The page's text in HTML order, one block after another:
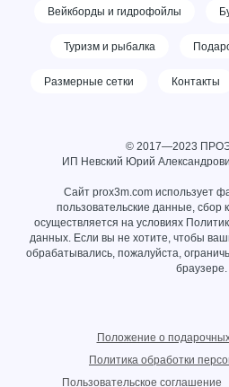
Вейкборды и гидрофойлы
Туризм и рыбалка
Размерные сетки Контакты
© 2017—2023
ИП Невский Юрий
Сайт prox3m.com использует
пользовательские данные, сбор
осуществляется на условиях
данных. Если вы не хотите, чтобы
обрабатывались, пожалуйста,
браузере.
Положение о
Политика обработки
Пользовательское соглашение